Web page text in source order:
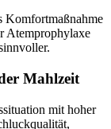
Komfortmaßnahme
Atemprophylaxe
Mahlzeit
mit hoher